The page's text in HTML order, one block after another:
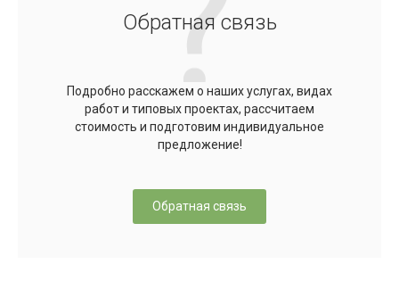
Обратная связь
Подробно расскажем о наших услугах, видах
работ и типовых проектах, рассчитаем
стоимость и подготовим индивидуальное
предложение!
Обратная связь